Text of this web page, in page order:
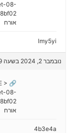
08-
🗝
אורח
lmy5yi
נובמבר 2, 2024 בשעה 8:29 am
>
08-
🔗
אורח
4b3e4a